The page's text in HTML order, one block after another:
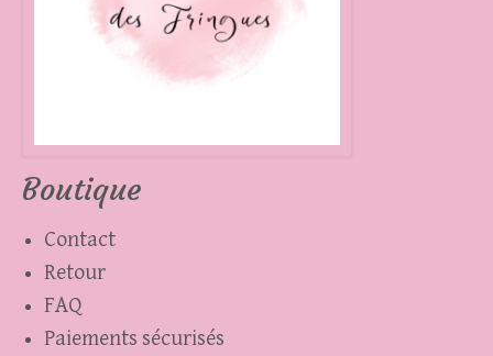
être
Boutique
Contact
Retour
FAQ
Paiements sécurisés